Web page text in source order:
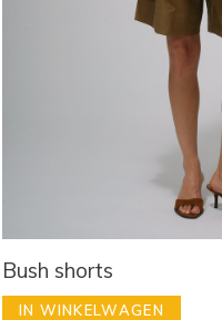
Bush shorts
IN WINKELWAGEN